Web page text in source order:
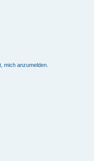
mich anzumelden.